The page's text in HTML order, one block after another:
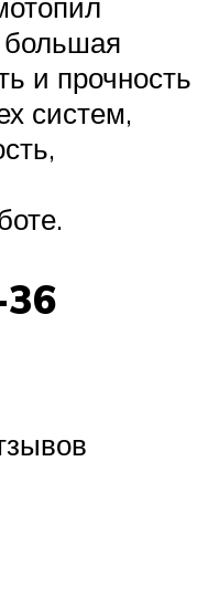
большая
и прочность
систем,
36